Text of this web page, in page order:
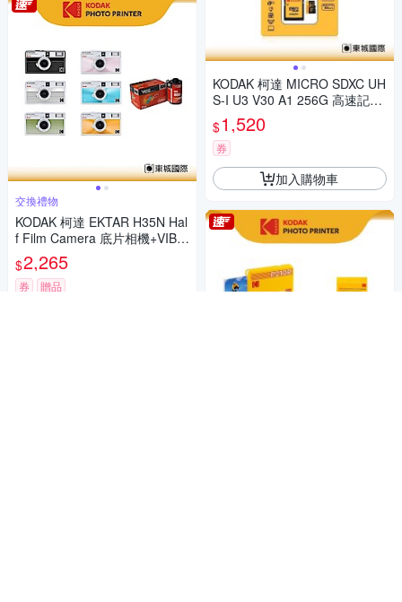
交換禮物
KODAK 柯達 EKTAR H35N Hal
f Film Camera 底片相機+VIBE
800底片組
$2,265
券 贈品
KODAK 柯達 MICRO SDXC UH
S-I U3 V30 A1 256G 高速記憶
卡(附轉卡)
$1,520
券
加入購物車